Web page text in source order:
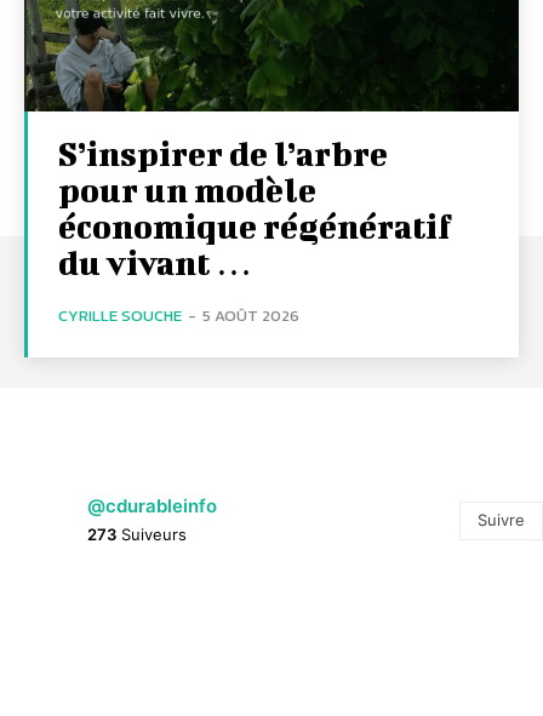
S’inspirer de l’arbre
pour un modèle
économique régénératif
du vivant …
CYRILLE SOUCHE - 5 AOÛT 2026
@cdurableinfo
273 Suiveurs
Suivre